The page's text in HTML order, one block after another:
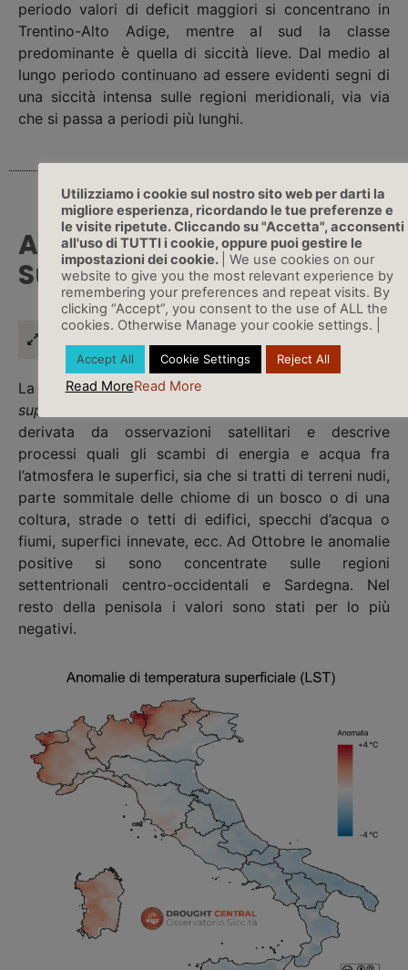
periodo valori di deficit maggiori si concentrano in
Trentino-Alto Adige, mentre al sud la classe
predominante è quella di siccità lieve. Dal medio al
lungo periodo continuano ad essere evidenti segni di
una siccità intensa sulle regioni meridionali, via via
che si passa a periodi più lunghi.
Anomalie LST (Land
Surface Temperature)
La Land Surface Temperature – LST o
superficiale
derivata da osservazioni satellitari e descrive
processi quali gli scambi di energia e acqua fra
l’atmosfera le superfici, sia che si tratti di terreni nudi,
parte sommitale delle chiome di un bosco o di una
coltura, strade o tetti di edifici, specchi d’acqua o
fiumi, superfici innevate, ecc. Ad Ottobre le anomalie
positive si sono concentrate sulle regioni
settentrionali centro-occidentali e Sardegna. Nel
resto della penisola i valori sono stati per lo più
negativi.
Utilizziamo i cookie sul nostro sito web per darti la
migliore esperienza, ricordando le tue preferenze e
le visite ripetute. Cliccando su "Accetta", acconsenti
all'uso di TUTTI i cookie, oppure puoi gestire le
impostazioni dei cookie.
| We use cookies on our
website to give you the most relevant experience by
remembering your preferences and repeat visits. By
clicking “Accept”, you consent to the use of ALL the
cookies. Otherwise Manage your cookie settings. |
Accept All Cookie Settings Reject All
Read MoreRead More